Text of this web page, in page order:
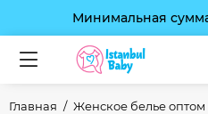
Минимальная сумма
Главная Женское белье оптом